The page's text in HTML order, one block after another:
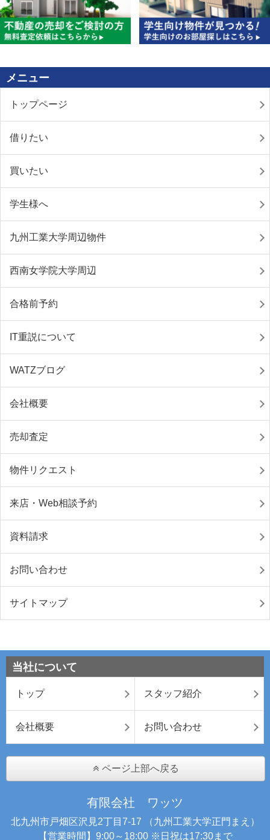
メニュー
トップページ
借りたい
買いたい
学生様へ
九州工業大学周辺物件
西南女学院大学周辺
合格前予約
IT重説について
WATZブログ
会社概要
売却査定
物件リクエスト
来店・Web相談予約
資料請求
お問い合わせ
サイトマップ
当社について
トップ スタッフ紹介
会社概要 お問い合わせ
ページ上部へ戻る
有限会社 ワッツ
北九州市戸畑区沢見2丁目7-17 （九州工業大学正門まえ）
【営業時間】9:00～18:00 ※日祝は17:30まで